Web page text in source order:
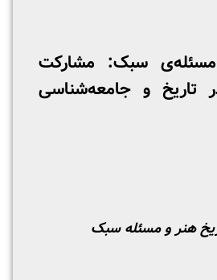
سبک: مشارکت
تاریخ و جامعه‌شناسی
هنر و مسئله سبک